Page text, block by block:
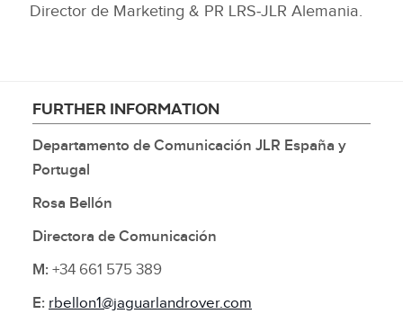
Director de Marketing & PR LRS‑JLR Alemania.
FURTHER INFORMATION
Departamento de Comunicación JLR España y
Portugal
Rosa Bellón
Directora de Comunicación
M: +34 661 575 389
E: rbellon1@jaguarlandrover.com